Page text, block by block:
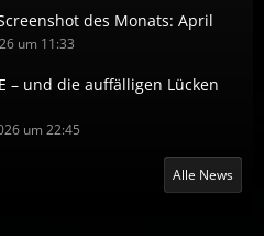
des Monats: April
um 11:33
– und die auffälligen Lücken
um 22:45
Alle News